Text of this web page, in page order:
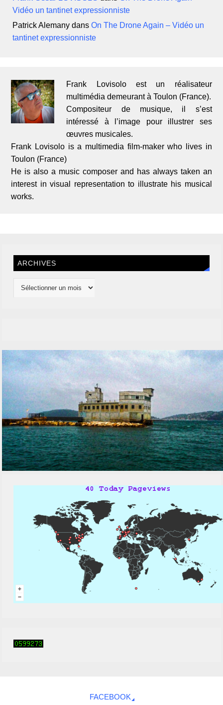
Vidéo un tantinet expressionniste
Patrick Alemany dansOn The Drone Again – Vidéo un
tantinet expressionniste
Frank Lovisolo est un réalisateur
multimédia demeurant à Toulon (France).
Compositeur de musique, il s’est
intéressé à l’image pour illustrer ses
œuvres musicales.
Frank Lovisolo is a multimedia film-maker who lives in
Toulon (France)
He is also a music composer and has always taken an
interest in visual representation to illustrate his musical
works.
ARCHIVES
FACEBOOK